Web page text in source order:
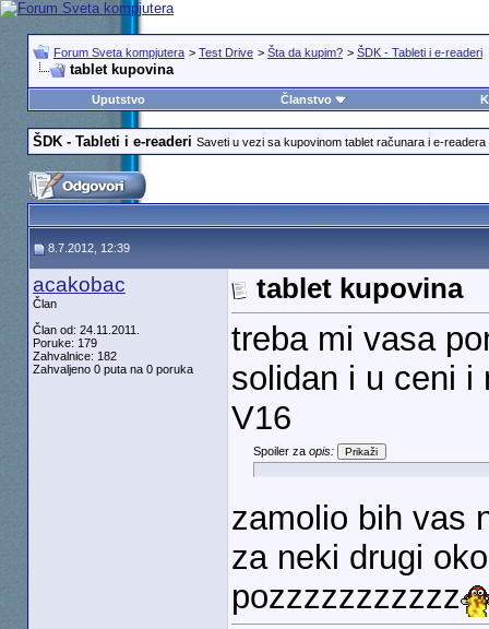
Forum Sveta kompjutera > Test Drive > Šta da kupim? > ŠDK - Tableti i e-readeri
tablet kupovina
Uputstvo Članstvo
ŠDK - Tableti i e-readeri Saveti u vezi sa kupovinom tablet računara i e-readera
8.7.2012, 12:39
acakobac
Član
Član od: 24.11.2011.
Poruke: 179
Zahvalnice: 182
Zahvaljeno 0 puta na 0 poruka
tablet kupovina
treba mi vasa
solidan i u ceni i
V16
Spoiler za opis:
zamolio bih vas
za neki drugi
pozzzzzzzzzzz